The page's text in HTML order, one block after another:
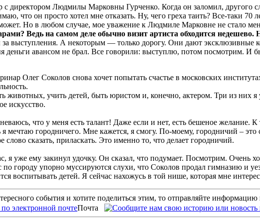
Людмилы Марковны Гурченко. Когда он заломил, другого
что он просто хотел мне отказать. Ну, чего греха таить? Все-таки
Но в любом случае, мое уважение к Людмиле Марковне не стало
Ведь на самом деле обычно визит артиста обходится
выступления. А некоторым — только дорогу. Они дают эксклюзивные
авансом не брал. Все говорили: выступлю, потом посмотрим. И
Олег Соколов снова хочет попытать счастье в московских
животных, учить детей, быть юристом и, конечно, актером. Три из
искусство.
что у меня есть талант! Даже если и нет, есть бешеное желание.
мечтаю городничего. Мне кажется, я смогу. По-моему, городничий –
слово сказать, приласкать. Это именно то, что делает городничий.
уже ему закинул удочку. Он сказал, что подумает. Посмотрим. Очень
по городу упорно муссируются слухи, что Соколов продал гимназию и
воспитывать детей. Я сейчас нахожусь в той нише, которая мне
события и хотите поделиться этим, то отправляйте
Почта